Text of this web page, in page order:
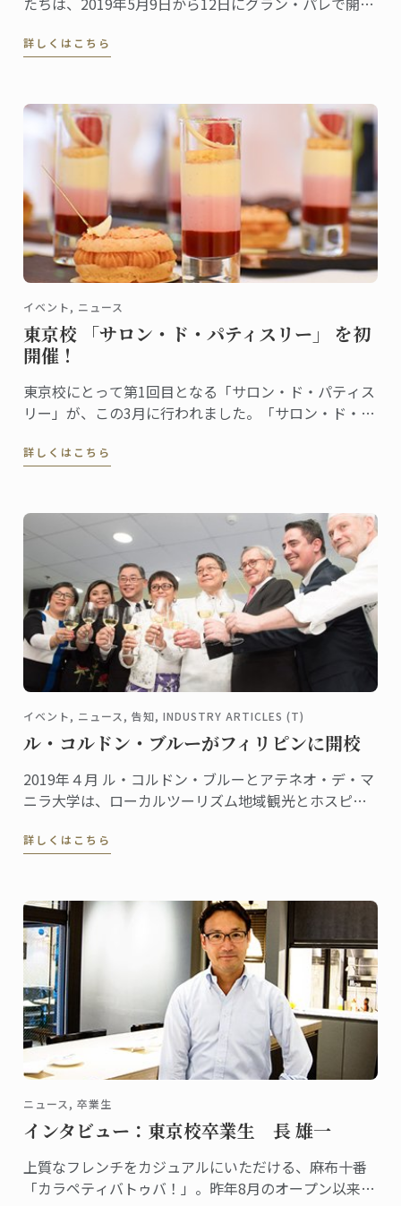
露しました。ブリファー・シェフは、ローラン・ペリ
詳しくはこちら
イベント, ニュース
東京校 「サロン・ド・パティスリー」 を初
開催！
東京校にとって第1回目となる「サロン・ド・パティス
リー」が、この3月に行われました。「サロン・ド・パ
ベント。日本校では今年から本科菓子講座がリニュー
た。
詳しくはこちら
イベント, ニュース, 告知, INDUSTRY ARTICLES (T)
ル・コルドン・ブルーがフィリピンに開校
2019年４月 ル・コルドン・ブルーとアテネオ・デ・マ
ニラ大学は、ローカルツーリズム地域観光とホスピタ
詳しくはこちら
ニュース, 卒業生
インタビュー：東京校卒業生 長 雄一
上質なフレンチをカジュアルにいただける、麻布十番
「カラペティバトゥバ！」。昨年8月のオープン以来、